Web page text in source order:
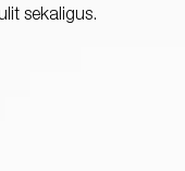
sekaligus.